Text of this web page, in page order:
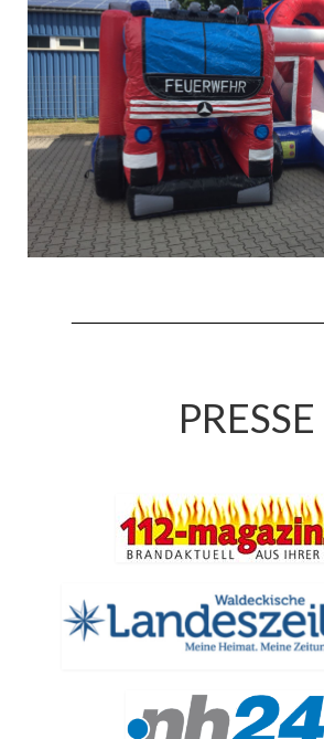
Einsatzfahrzeuge
Einsatzleitwagen ELW 1
20
Drehleiter DLK 23/12
Staffellöschfahrzeug StLF
Rüstwagen RW 1
Gerätewagen Logistik GW-L
Gerätewagen Gefahrgut
GDekonP-LKW
Kleinalarmfahrzeug KLAF
Kommandowagen KdoW
24.03.17 Übergabe ELW
PRESSE